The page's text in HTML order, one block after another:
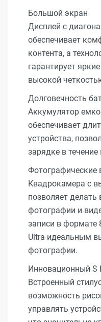
Большой экран
Дисплей с
обеспечивает
контента, а
гарантирует
высокой
Долговечность
Аккумулятор
обеспечивает
устройства,
зарядке в течение
Фотографические
Квадрокамера с
позволяет делать
фотографии и
записи в формате
Ultra идеальным
фотографии.
Инновационный S
Встроенный
возможность
управлять